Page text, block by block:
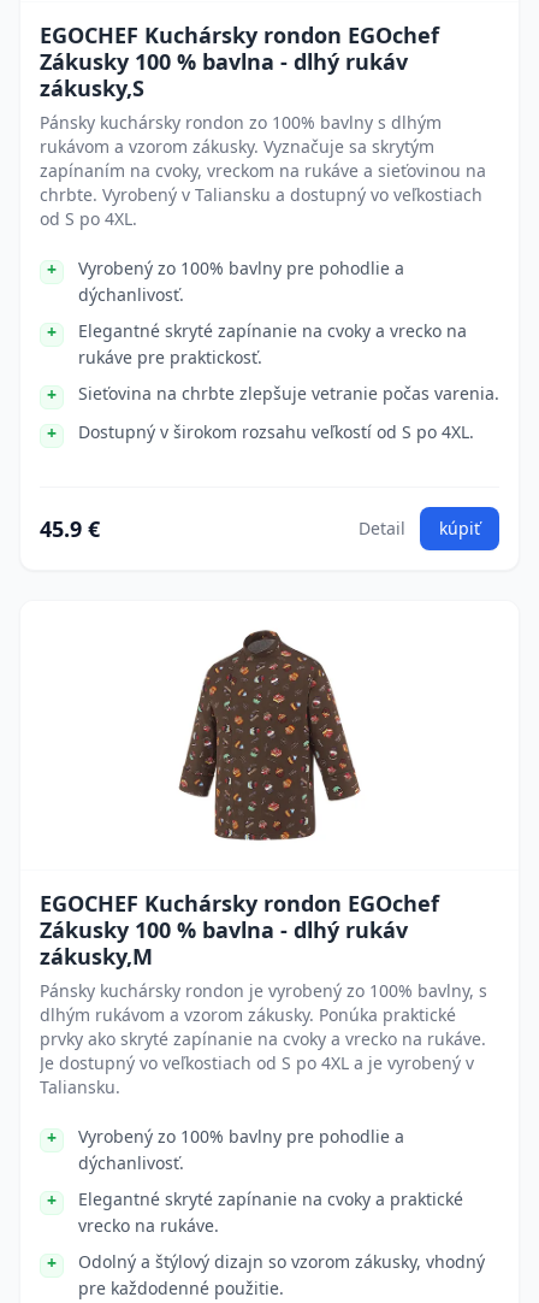
EGOCHEF Kuchársky rondon EGOchef
Zákusky 100 % bavlna - dlhý rukáv
zákusky,S
Pánsky kuchársky rondon zo 100% bavlny s dlhým
rukávom a vzorom zákusky. Vyznačuje sa skrytým
zapínaním na cvoky, vreckom na rukáve a sieťovinou na
chrbte. Vyrobený v Taliansku a dostupný vo veľkostiach
od S po 4XL.
Vyrobený zo 100% bavlny pre pohodlie a
dýchanlivosť.
Elegantné skryté zapínanie na cvoky a vrecko na
rukáve pre praktickosť.
Sieťovina na chrbte zlepšuje vetranie počas varenia.
Dostupný v širokom rozsahu veľkostí od S po 4XL.
45.9 € Detail kúpiť
EGOCHEF Kuchársky rondon EGOchef
Zákusky 100 % bavlna - dlhý rukáv
zákusky,M
Pánsky kuchársky rondon je vyrobený zo 100% bavlny, s
dlhým rukávom a vzorom zákusky. Ponúka praktické
prvky ako skryté zapínanie na cvoky a vrecko na rukáve.
Je dostupný vo veľkostiach od S po 4XL a je vyrobený v
Taliansku.
Vyrobený zo 100% bavlny pre pohodlie a
dýchanlivosť.
Elegantné skryté zapínanie na cvoky a praktické
vrecko na rukáve.
Odolný a štýlový dizajn so vzorom zákusky, vhodný
pre každodenné použitie.